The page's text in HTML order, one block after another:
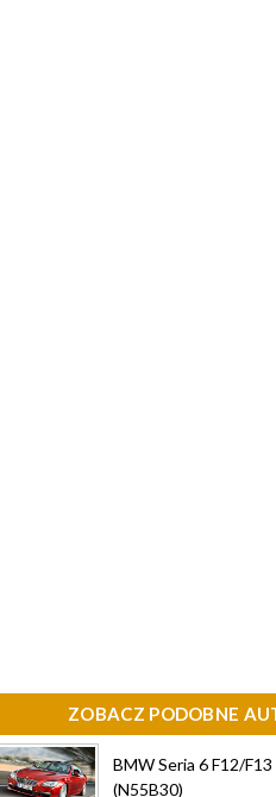
ZOBACZ PODOBNE
BMW Seria 6 F12/
(N55B30)